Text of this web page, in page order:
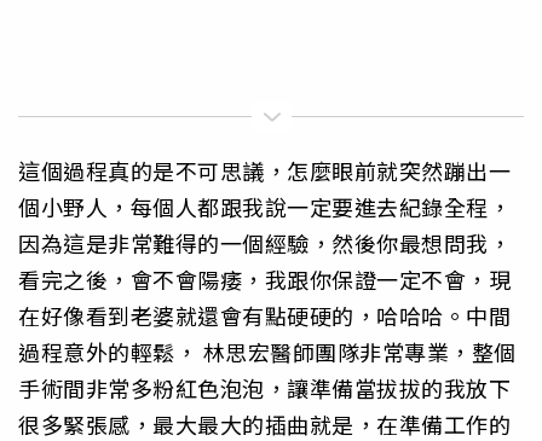
這個過程真的是不可思議，怎麼眼前就突然蹦出一
個小野人，每個人都跟我說一定要進去紀錄全程，
因為這是非常難得的一個經驗，然後你最想問我，
看完之後，會不會陽痿，我跟你保證一定不會，現
在好像看到老婆就還會有點硬硬的，哈哈哈。中間
過程意外的輕鬆， 林思宏醫師團隊非常專業，整個
手術間非常多粉紅色泡泡，讓準備當拔拔的我放下
很多緊張感，最大最大的插曲就是，在準備工作的